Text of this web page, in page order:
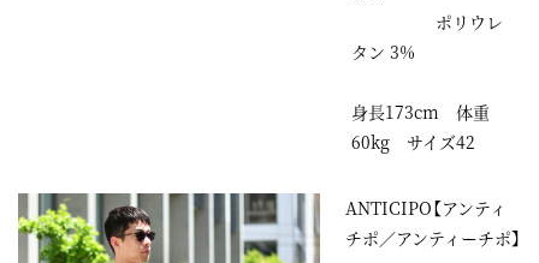
ポリウレ
タン 3%
身長173cm 体重
60kg サイズ42
ANTICIPO【アンティ
チポ／アンティーチポ】